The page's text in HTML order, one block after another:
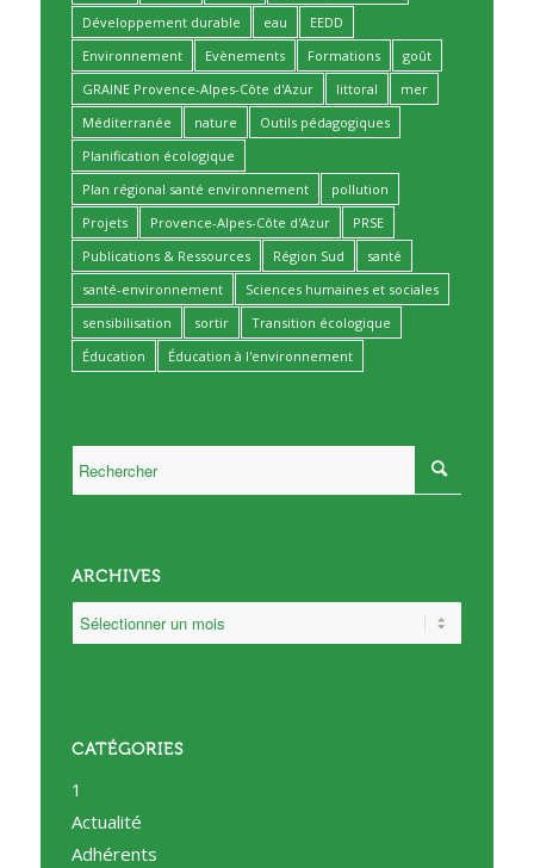
Développement durable
eau
EEDD
Environnement
Evènements Formations
goût
GRAINE Provence-Alpes-Côte d'Azur
littoral
mer
Méditerranée
nature
Outils pédagogiques
Planification écologique
Plan régional santé environnement
pollution
Projets
Provence-Alpes-Côte d'Azur
PRSE
Publications & Ressources
Région Sud
santé
santé-environnement
Sciences humaines et sociales
sensibilisation
sortir
Transition écologique
Éducation
Éducation à l'environnement
ARCHIVES
CATÉGORIES
1
Actualité
Adhérents